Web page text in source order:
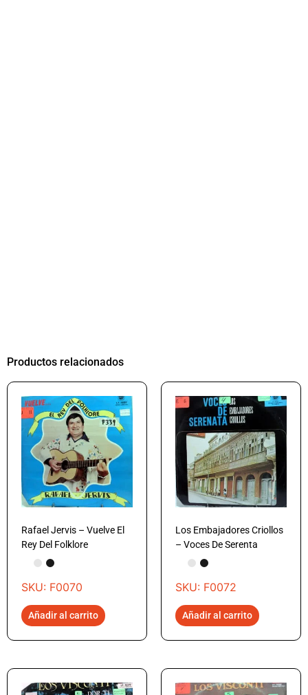
Productos relacionados
Rafael Jervis – Vuelve El
Rey Del Folklore
SKU: F0070
Añadir al carrito
Los Embajadores Criollos
– Voces De Serenta
SKU: F0072
Añadir al carrito